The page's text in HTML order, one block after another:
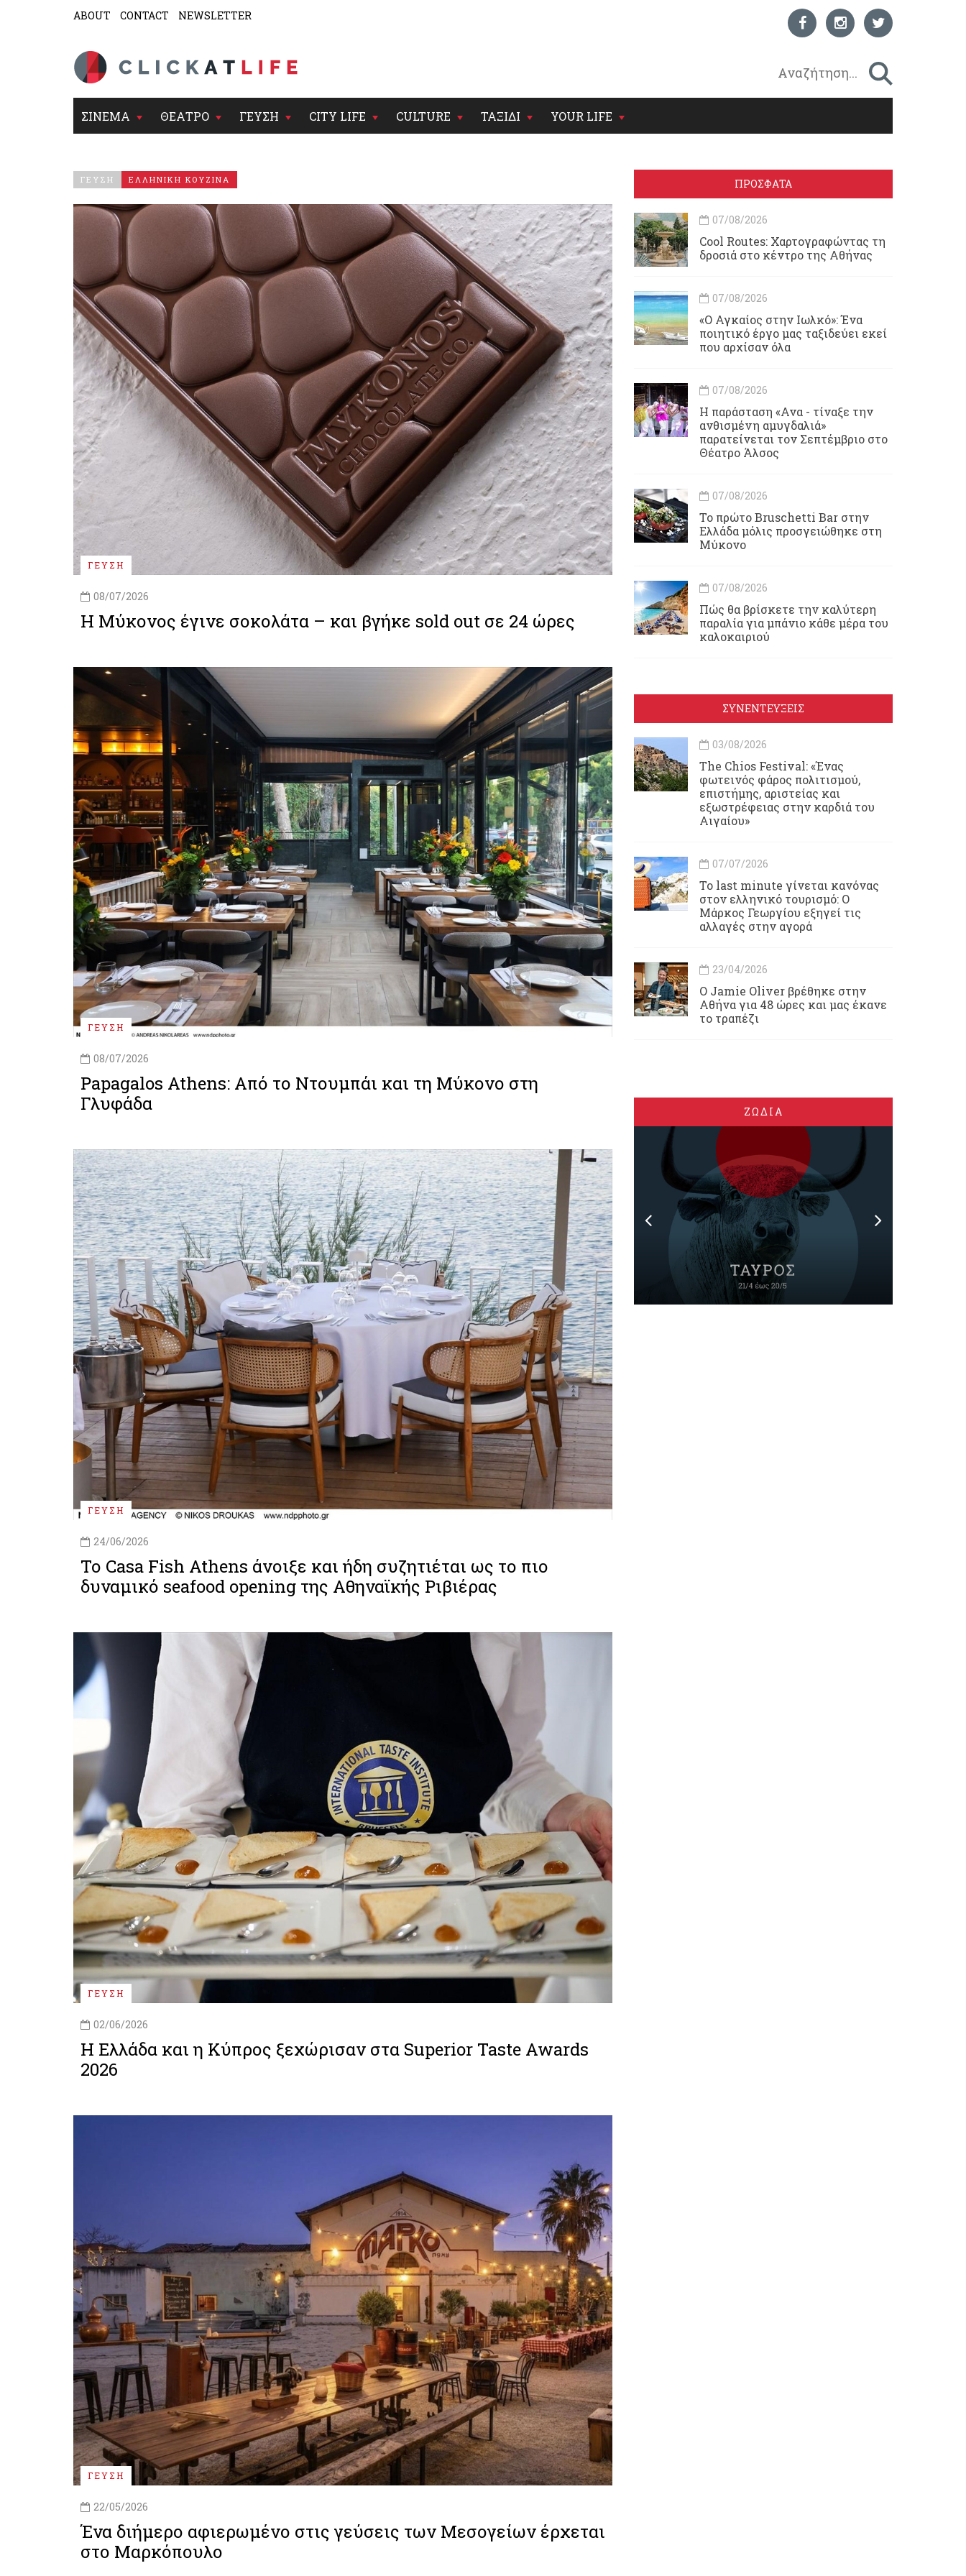
ABOUT CONTACT NEWSLETTER
ΣΙΝΕΜΑ ΘΕΑΤΡΟ ΓΕΥΣΗ CITY LIFE CULTURE ΤΑΞΙΔΙ YOUR LIFE
ΓΕΥΣΗ ΕΛΛΗΝΙΚΗ ΚΟΥΖΙΝΑ
ΓΕΥΣΗ
08/07/2026
Η Μύκονος έγινε σοκολάτα – και βγήκε sold out σε 24 ώρες
ΓΕΥΣΗ
08/07/2026
Papagalos Athens: Από το Ντουμπάι και τη Μύκονο στη
Γλυφάδα
ΓΕΥΣΗ
24/06/2026
Το Casa Fish Athens άνοιξε και ήδη συζητιέται ως το πιο
δυναμικό seafood opening της Αθηναϊκής Ριβιέρας
ΓΕΥΣΗ
02/06/2026
Η Ελλάδα και η Κύπρος ξεχώρισαν στα Superior Taste Awards
2026
ΓΕΥΣΗ
22/05/2026
Ένα διήμερο αφιερωμένο στις γεύσεις των Μεσογείων έρχεται
στο Μαρκόπουλο
ΠΡΟΣΦΑΤΑ
07/08/2026
Cool Routes: Χαρτογραφώντας τη
δροσιά στο κέντρο της Αθήνας
07/08/2026
«Ο Αγκαίος στην Ιωλκό»: Ένα
ποιητικό έργο μας ταξιδεύει εκεί
που αρχίσαν όλα
07/08/2026
Η παράσταση «Ανα - τίναξε την
ανθισμένη αμυγδαλιά»
παρατείνεται τον Σεπτέμβριο στο
Θέατρο Άλσος
07/08/2026
Το πρώτο Bruschetti Bar στην
Ελλάδα μόλις προσγειώθηκε στη
Μύκονο
07/08/2026
Πώς θα βρίσκετε την καλύτερη
παραλία για μπάνιο κάθε μέρα του
καλοκαιριού
ΣΥΝΕΝΤΕΥΞΕΙΣ
03/08/2026
Τhe Chios Festival: «Ένας
φωτεινός φάρος πολιτισμού,
επιστήμης, αριστείας και
εξωστρέφειας στην καρδιά του
Αιγαίου»
07/07/2026
Το last minute γίνεται κανόνας
στον ελληνικό τουρισμό: Ο
Μάρκος Γεωργίου εξηγεί τις
αλλαγές στην αγορά
23/04/2026
Ο Jamie Oliver βρέθηκε στην
Αθήνα για 48 ώρες και μας έκανε
το τραπέζι
ΖΩΔΙΑ